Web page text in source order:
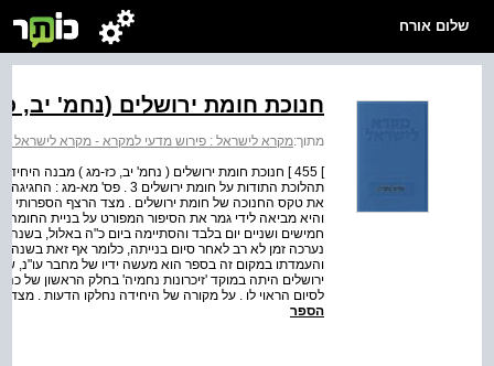
שלום אורח
חנוכת חומת ירושלים (נחמ' יב,
מתוך:מקרא לישראל : פירוש מדעי למקרא - מקרא לישראל :
תהלוכת התודות על חומת
את טקס החנוכה של חומת ירושלים . מצד הרצף הספרותי
והיא מביאה לידי גמר את הסיפור המפורט על בניית
חמישים ושניים יום בלבד והסתיימה ביום כ"ה באלול,
נערכה זמן לא רב לאחר סיום בנייתה, כלומר אף זאת בשנה
והעמדתו במקום זה בספר הוא מעשה ידיו של מחבר עו"נ,
ירושלים היתה במוקד 'זיכרונות נחמיה' בחלק הראשון של
לסיום הראוי לו . על מקורה של היחידה נחלקו הדעות . מצד
הספר